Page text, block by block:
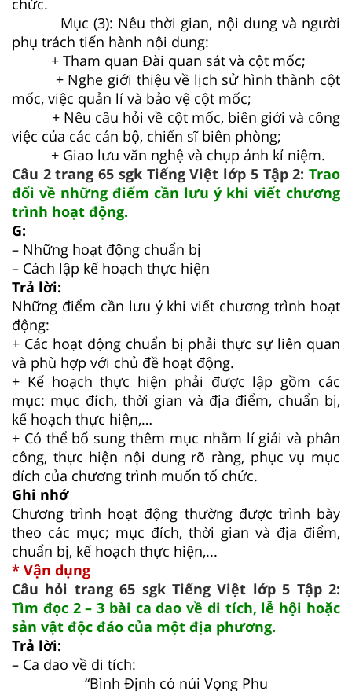
chức.
Mục (3): Nêu thời gian, nội dung và người
phụ trách tiến hành nội dung:
+ Tham quan Đài quan sát và cột mốc;
+ Nghe giới thiệu về lịch sử hình thành cột
mốc, việc quản lí và bảo vệ cột mốc;
+ Nêu câu hỏi về cột mốc, biên giới và công
việc của các cán bộ, chiến sĩ biên phòng;
+ Giao lưu văn nghệ và chụp ảnh kỉ niệm.
Câu 2 trang 65 sgk Tiếng Việt lớp 5 Tập 2: Trao
đổi về những điểm cần lưu ý khi viết chương
trình hoạt động.
G:
– Những hoạt động chuẩn bị
– Cách lập kế hoạch thực hiện
Trả lời:
Những điểm cần lưu ý khi viết chương trình hoạt
động:
+ Các hoạt động chuẩn bị phải thực sự liên quan
và phù hợp với chủ đề hoạt động.
+ Kế hoạch thực hiện phải được lập gồm các
mục: mục đích, thời gian và địa điểm, chuẩn bị,
kế hoạch thực hiện,…
+ Có thể bổ sung thêm mục nhằm lí giải và phân
công, thực hiện nội dung rõ ràng, phục vụ mục
đích của chương trình muốn tổ chức.
Ghi nhớ
Chương trình hoạt động thường được trình bày
theo các mục; mục đích, thời gian và địa điểm,
chuẩn bị, kế hoạch thực hiện,...
* Vận dụng
Câu hỏi trang 65 sgk Tiếng Việt lớp 5 Tập 2:
Tìm đọc 2 – 3 bài ca dao về di tích, lễ hội hoặc
sản vật độc đáo của một địa phương.
Trả lời:
– Ca dao về di tích:
“Bình Định có núi Vọng Phu